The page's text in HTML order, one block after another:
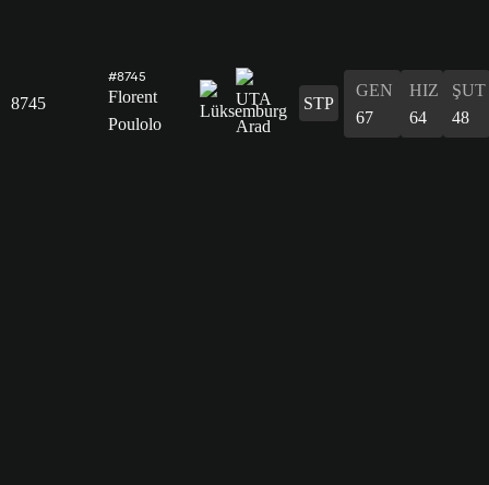
8745
#8745
Florent
Poulolo
STP
GEN
67
HIZ
64
ŞUT
48